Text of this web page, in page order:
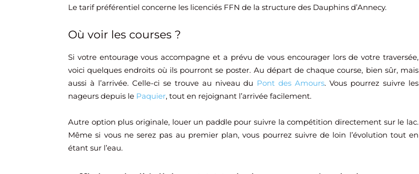
Le tarif préférentiel concerne les licenciés FFN de la structure des Dauphins d’Annecy.
Où voir les courses ?
Si votre entourage vous accompagne et a prévu de vous encourager lors de votre traversée,
voici quelques endroits où ils pourront se poster. Au départ de chaque course, bien sûr, mais
aussi à l’arrivée. Celle-ci se trouve au niveau du Pont des Amours. Vous pourrez suivre les
nageurs depuis le Paquier, tout en rejoignant l’arrivée facilement.
Autre option plus originale, louer un paddle pour suivre la compétition directement sur le lac.
Même si vous ne serez pas au premier plan, vous pourrez suivre de loin l’évolution tout en
étant sur l’eau.